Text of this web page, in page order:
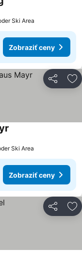
Ski Area
Zobraziť ceny
Zdieľať
Ski Area
Zobraziť ceny
Zdieľať